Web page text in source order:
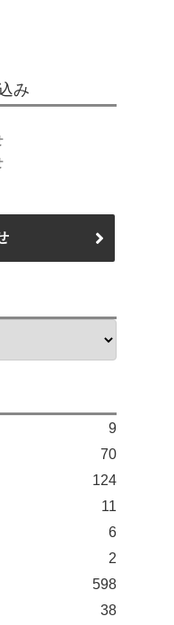
み
9
70
124
11
6
2
598
38